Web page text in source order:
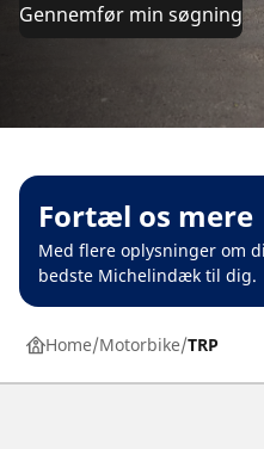
Gennemfør min søgning
Fortæl os mere
Med flere oplysninger om
bedste Michelindæk til dig.
Home Motorbike TRP